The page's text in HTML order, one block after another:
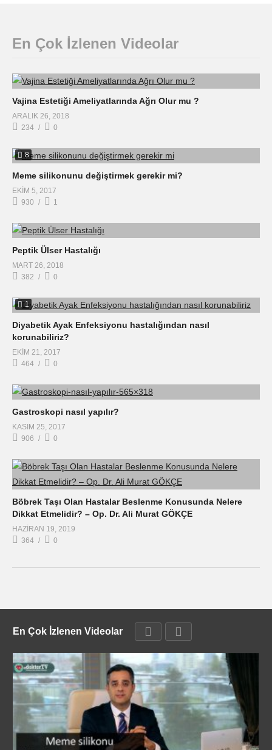
En Çok İzlenen Videolar
Vajina Estetiği Ameliyatlarında Ağrı Olur mu ?
ARALIK 26, 2018
234
0
8
Meme silikonunu değiştirmek gerekir mi?
EKIM 5, 2017
930
1
Peptik Ülser Hastalığı
MART 26, 2018
382
0
1
Diyabetik Ayak Enfeksiyonu hastalığından nasıl
korunabiliriz?
EKIM 21, 2017
464
0
Gastroskopi nasıl yapılır?
KASIM 25, 2017
906
0
Böbrek Taşı Olan Hastalar Beslenme Konusunda Nelere
Dikkat Etmelidir? – Op. Dr. Ali Murat GÖKÇE
HAZIRAN 19, 2019
364
0
En Çok İzlenen Videolar